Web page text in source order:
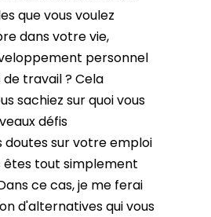
que vous voulez
dans votre vie,
personnel
travail ? Cela
sachiez sur quoi vous
défis
doutes sur votre emploi
êtes tout simplement
ce cas, je me ferai
d'alternatives qui vous